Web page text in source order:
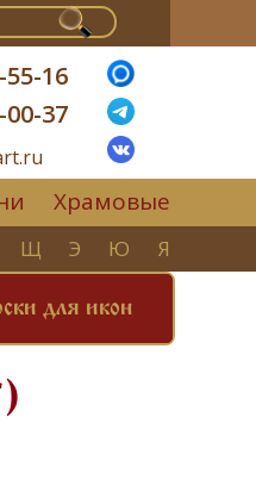
55-16
00-37
Храмовые
Щ Э Ю Я
для икон